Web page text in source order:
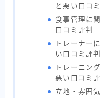
と悪い口コミ
食事管理に
口コミ評判
トレーナー
い口コミ評判
トレーニン
悪い口コミ評
立地・雰囲